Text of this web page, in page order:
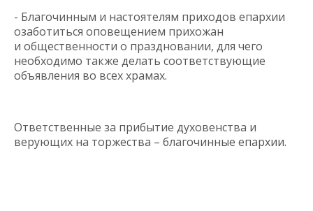
- Благочинным и настоятелям приходов епархии
озаботиться оповещением прихожан
и общественности о праздновании, для чего
необходимо также делать соответствующие
объявления во всех храмах.
Ответственные за прибытие духовенства и
верующих на торжества – благочинные епархии.